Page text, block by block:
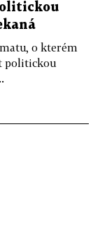
o kterém
politickou